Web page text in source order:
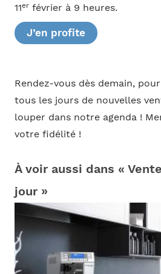
11erfévrier à 9 heures.
J’en profite
Rendez-vous dès demain,
tous les jours de nouvelles
louper dans notre agenda !
votre fidélité !
À voir aussi dans «
jour »